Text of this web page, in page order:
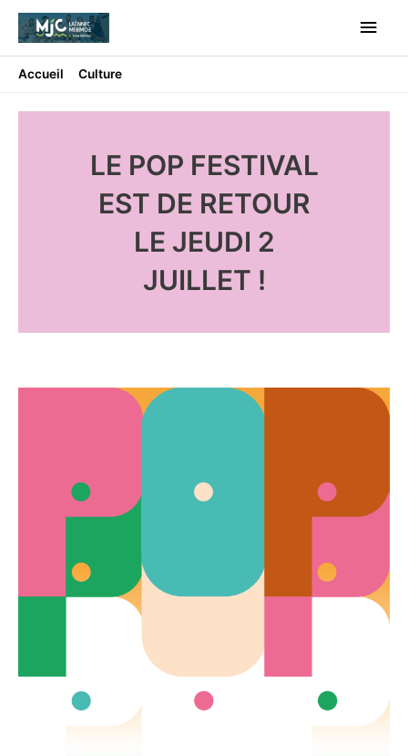
Accueil Culture
LE POP FESTIVAL
EST DE RETOUR
LE JEUDI 2
JUILLET !